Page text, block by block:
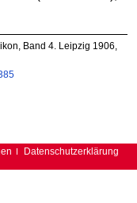
Band 4. Leipzig 1906,
Datenschutzerklärung